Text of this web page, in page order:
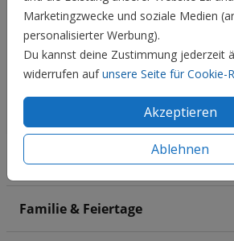
Marketingzwecke und soziale Medien
personalisierter Werbung).
Du kannst deine Zustimmung jederzeit
widerrufen aufunsere Seite für Cookie-
Akzeptieren
Ablehnen
Hochzeit
Familie & Feiertage